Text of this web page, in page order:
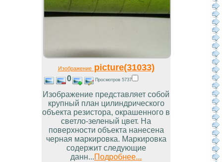
Изображениеpicture(31033)
0 Просмотров 5737
Изображение представляет собой
крупный план цилиндрического
объекта резистора, окрашенного в
светло-зеленый цвет. На
поверхности объекта нанесена
черная маркировка. Маркировка
содержит следующие
данн...Подробнее...